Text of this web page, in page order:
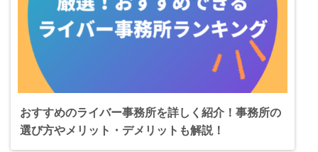
おすすめのライバー事務所を詳しく紹介！事務所の
選び方やメリット・デメリットも解説！